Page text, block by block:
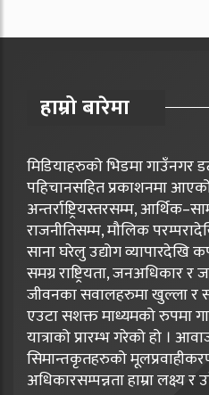
हाम्रो बारेमा
मिडियाहरुको भिडमा
पहिचानसहित प्रकाशनमा
अन्तर्राष्ट्रियस्तरसम्म,
राजनीतिसम्म, मौलिक
साना घरेलु उद्योग व्यापारदेखि
समग्र राष्ट्रियता, जनअधिकार
जीवनका सवालहरुमा खुल्ला र
एउटा सशक्त माध्यमको रुपमा
यात्राको प्रारम्भ गरेको हो ।
सिमान्तकृतहरुको
अधिकारसम्पन्नता हाम्रा लक्ष्य र